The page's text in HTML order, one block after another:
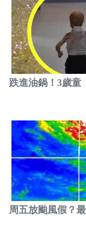
跌進油鍋！3歲
周五放颱風假？